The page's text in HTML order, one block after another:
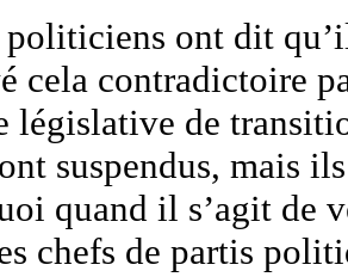
ont dit
cela contradictoire
législative de
suspendus, mais
quand il s’agit de
chefs de partis